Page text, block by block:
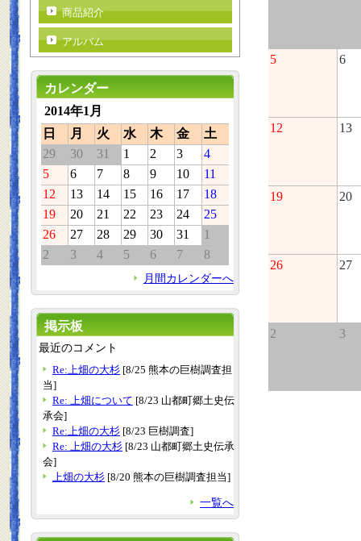
5 6
12 13
19 20
26 27
2 3
商品紹介
アルバム
カレンダー
2014年1月
日
月 火 水 木 金
土
29
30 31 1 2 3
4
5
6 7 8 9 10
11
12
13 14 15 16 17
18
19
20 21 22 23 24
25
26
27 28 29 30 31
1
2
3 4 5 6 7 8
月間カレンダーへ
掲示板
最近のコメント
Re:上畑の大杉 [8/25 熊本の巨樹調査担
当]
Re: 上畑について [8/23 山都町郷土史伝
承会]
Re:上畑の大杉 [8/23 巨樹調査]
Re: 上畑の大杉 [8/23 山都町郷土史伝承
会]
上畑の大杉 [8/20 熊本の巨樹調査担当]
一覧へ